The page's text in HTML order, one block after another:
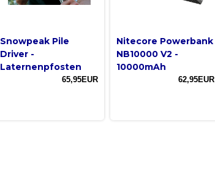
Snowpeak Pile
Driver -
Laternenpfosten
65,95EUR
Nitecore Powerbank
NB10000 V2 -
10000mAh
62,95EUR